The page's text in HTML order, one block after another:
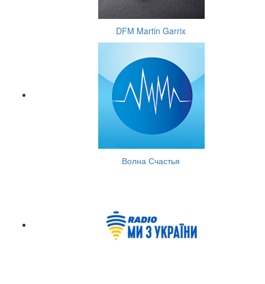
DFM Martin Garrix
Волна Счастья